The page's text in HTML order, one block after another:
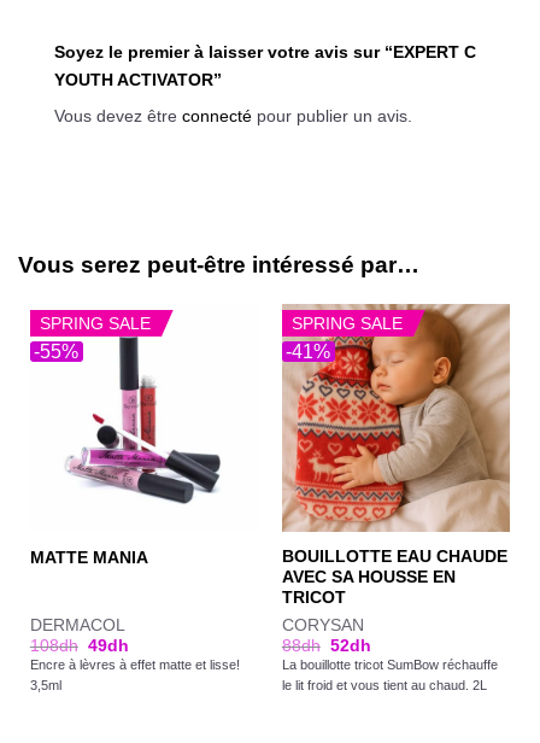
Soyez le premier à laisser votre avis sur “EXPERT C
YOUTH ACTIVATOR”
Vous devez être connecté pour publier un avis.
Vous serez peut-être intéressé par…
-55%
SPRING SALE
MATTE MANIA
DERMACOL
108dh 49dh
Encre à lèvres à effet matte et lisse!
3,5ml
-41%
SPRING SALE
BOUILLOTTE EAU CHAUDE
AVEC SA HOUSSE EN
TRICOT
CORYSAN
88dh 52dh
La bouillotte tricot SumBow réchauffe
le lit froid et vous tient au chaud. 2L